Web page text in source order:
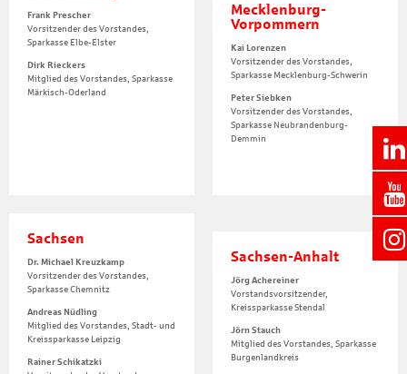
Frank Prescher
Vorsitzender des Vorstandes,
Sparkasse Elbe-Elster
Dirk Rieckers
Mitglied des Vorstandes, Sparkasse
Märkisch-Oderland
Mecklenburg-
Vorpommern
Kai Lorenzen
Vorsitzender des Vorstandes,
Sparkasse Mecklenburg-Schwerin
Peter Siebken
Vorsitzender des Vorstandes,
Sparkasse Neubrandenburg-
Demmin
Sachsen
Dr. Michael Kreuzkamp
Vorsitzender des Vorstandes,
Sparkasse Chemnitz
Andreas Nüdling
Mitglied des Vorstandes, Stadt- und
Kreissparkasse Leipzig
Rainer Schikatzki
Sachsen-Anhalt
Jörg Achereiner
Vorstandsvorsitzender,
Kreissparkasse Stendal
Jörn Stauch
Mitglied des Vorstandes, Sparkasse
Burgenlandkreis